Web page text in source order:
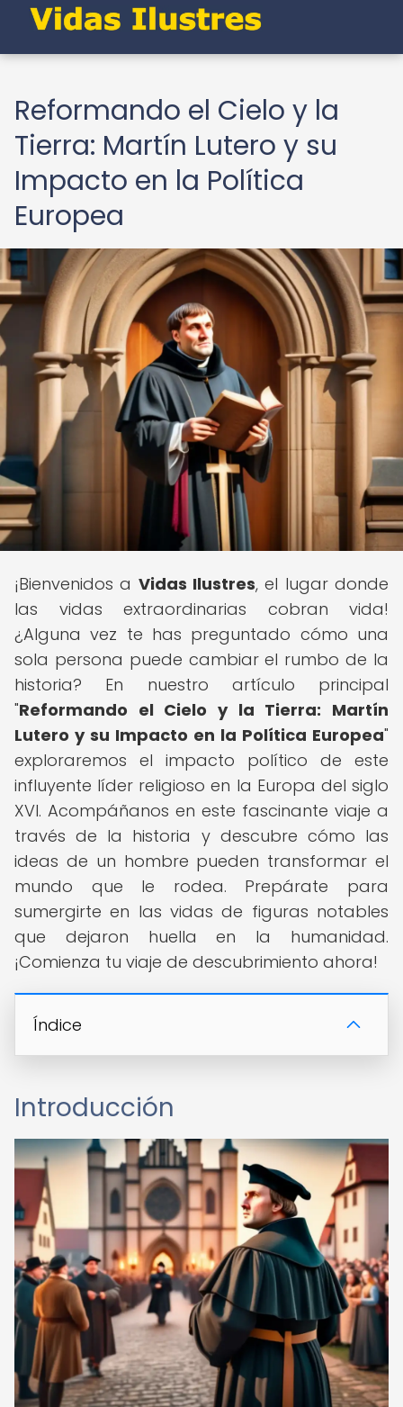
Reformando el Cielo y la
Tierra: Martín Lutero y su
Impacto en la Política
Europea
¡Bienvenidos a Vidas Ilustres, el lugar donde
las vidas extraordinarias cobran vida!
¿Alguna vez te has preguntado cómo una
sola persona puede cambiar el rumbo de la
historia? En nuestro artículo principal
"Reformando el Cielo y la Tierra: Martín
Lutero y su Impacto en la Política Europea"
exploraremos el impacto político de este
influyente líder religioso en la Europa del siglo
XVI. Acompáñanos en este fascinante viaje a
través de la historia y descubre cómo las
ideas de un hombre pueden transformar el
mundo que le rodea. Prepárate para
sumergirte en las vidas de figuras notables
que dejaron huella en la humanidad.
¡Comienza tu viaje de descubrimiento ahora!
Índice
Introducción